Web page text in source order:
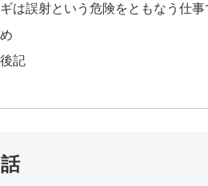
は誤射という危険をともなう仕事
記